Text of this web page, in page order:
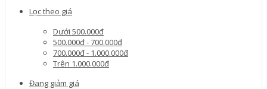
Lọc theo giá
Dưới 500.000đ
500.000đ - 700.000đ
700.000đ - 1.000.000đ
Trên 1.000.000đ
Đang giảm giá